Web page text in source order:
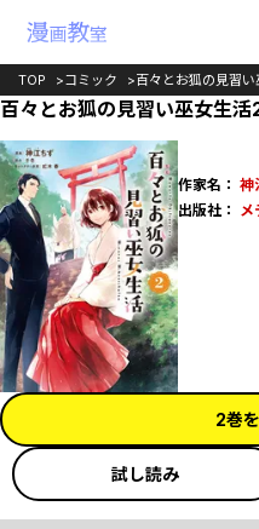
TOP コミック 百々とお狐の見習い
百々とお狐の見習い巫女生活
作家名： 神
出版社： メ
2巻
試し読み